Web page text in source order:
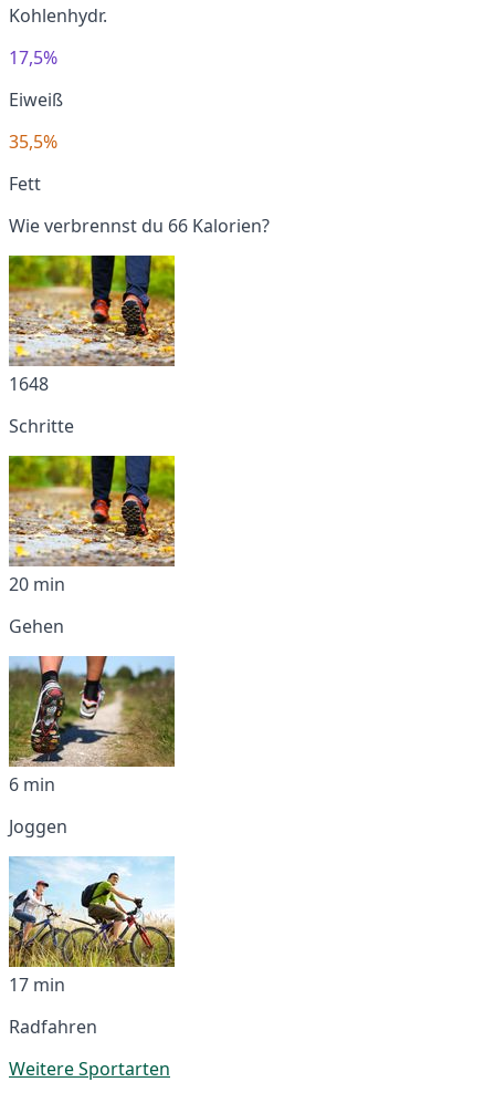
Kohlenhydr.
17,5%
Eiweiß
35,5%
Fett
Wie verbrennst du 66 Kalorien?
1648
Schritte
20 min
Gehen
6 min
Joggen
17 min
Radfahren
Weitere Sportarten